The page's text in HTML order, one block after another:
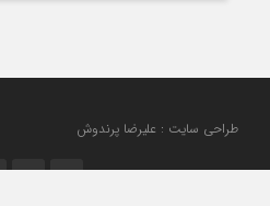
طراحی سایت : علیرضا پرندوش